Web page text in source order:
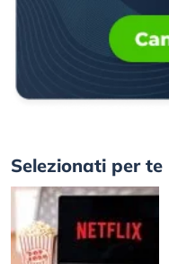
Selezionati per te